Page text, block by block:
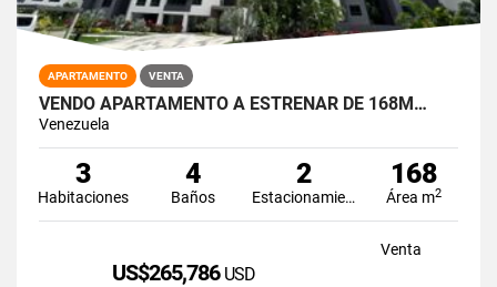
APARTAMENTO VENTA
VENDO APARTAMENTO A ESTRENAR DE 168M…
Venezuela
3
Habitaciones
4
Baños
2
Estacionamiento
168
Área m2
Venta
US$265,786 USD